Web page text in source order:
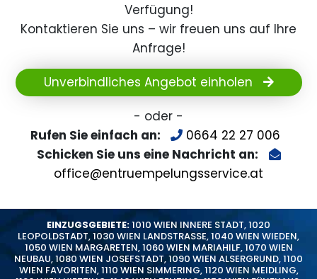
Verfügung!
Kontaktieren Sie uns – wir freuen uns auf Ihre
Anfrage!
Unverbindliches Angebot einholen
- oder -
Rufen Sie einfach an:
0664 22 27 006
Schicken Sie uns eine Nachricht an:
office@entruempelungsservice.at
EINZUGSGEBIETE:1010 WIEN INNERE STADT,1020
LEOPOLDSTADT,1030 WIEN LANDSTRASSE,1040 WIEN WIEDEN,
1050 WIEN MARGARETEN,1060 WIEN MARIAHILF,1070 WIEN
NEUBAU,1080 WIEN JOSEFSTADT,1090 WIEN ALSERGRUND,1100
WIEN FAVORITEN,1110 WIEN SIMMERING,1120 WIEN MEIDLING,